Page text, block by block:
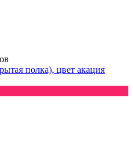
полка), цвет акация